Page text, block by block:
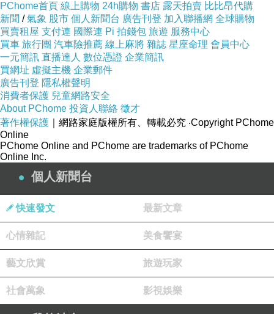
百利市e-payless刷卡送1000元回饋金，月刷月好康，中
信卡最高回饋1000元，月刷月有禮，台銀卡刷滿額就送烤
箱！
聲寶運用近「百」年的經驗，積極參與網路購物平台，利
用過去的經驗及優勢，醞孕「利」害的團隊，打造一個最
專業及最優惠的購物平台，在競爭激烈的「市」場裡，以
領導者的姿態運用優厚的實力，讓消費者以最合理的預
算，購買最優質的商品，象徵在在「百利市」裡，處處都
是夠意思的小巧思。
e-payless百利市購物中心為一綜合性線上購物網站，全站
包含家電影音、3C數位、食品票券、生活用品、婦幼長
青、流行精品、戶外汽機車共7大館，開站2年商品數量已
軍，2017年上架商品數目標30萬件，希望提供消費者更多
PChome首頁 線上購物 24h購物 書店 露天拍賣 比比昂代購
新聞 /氣象 股市 個人新聞台 廣告刊登 加入聯播網 全球購物
買賣租屋 支付連 國際連 Pi 拍錢包 旅遊 服務中心
買車 旅行團 汽車險推薦 線上麻將 雜誌 星座命理 會員中心
一元簡訊 直播達人 數位憑證 企業簡訊
買網址 虛擬主機 企業郵件
廣告刊登 隱私權聲明
消費者保護 兒童網路安全
About PChome 投資人聯絡 徵才
著作權保護 ｜網路家庭版權所有、轉載必究 ‧Copyright PChome
Online
PChome Online and PChome are trademarks of PChome
Online Inc.
個人新聞台
快速發文 最新文章
心情雜記 美食饗宴
藝文欣賞 旅遊玩家
社會萬象 影視娛樂